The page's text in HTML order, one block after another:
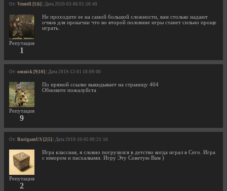
От: Ventell [1|6] | Дата 2020-03-06 01:50:40
Репутация
1
Не проходите ее на самой большой сложности, вам столько надают
очков для прокачки что во второй половине игры станет сильно проще
играть.
От: omnick [9|10] | Дата 2019-12-01 18:09:00
Репутация
9
По прямой ссылке выкидывает на страницу 404
Обновите пожалуйста
От: RorigamUS [2|5] | Дата 2019-10-05 09:21:16
Репутация
2
Игра классная, я словно погрузился в детство когда играл в Сего. Игра
с юмором и пасхалками. Игру Эту Советую Вам )